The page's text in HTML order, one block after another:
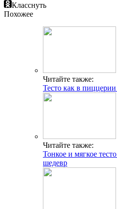
Класснуть
Похожее
Читайте также:
Тесто как в
Читайте также:
Тонкое и мягкое
шедевр